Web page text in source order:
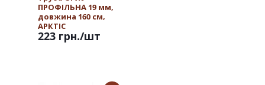
ПРОФІЛЬНА 19 мм,
довжина 160 см,
АРКТІС
223 грн./шт